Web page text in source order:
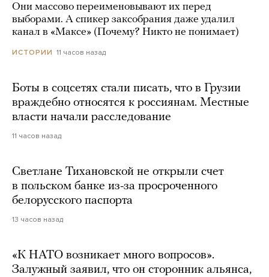
Они массово переименовывают их перед
выборами. А спикер заксобрания даже удалил
канал в «Максе» (Почему? Никто не понимает)
ИСТОРИИ 11 часов назад
Боты в соцсетях стали писать, что в Грузии
враждебно относятся к россиянам. Местные
власти начали расследование
11 часов назад
Светлане Тихановской не открыли счет
в польском банке из-за просроченного
белорусского паспорта
13 часов назад
«К НАТО возникает много вопросов».
Залужный заявил, что он сторонник альянса,